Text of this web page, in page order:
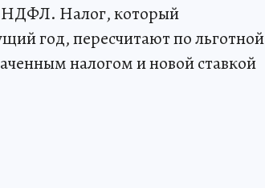
НДФЛ. Налог, который
год, пересчитают по льготной
налогом и новой ставкой